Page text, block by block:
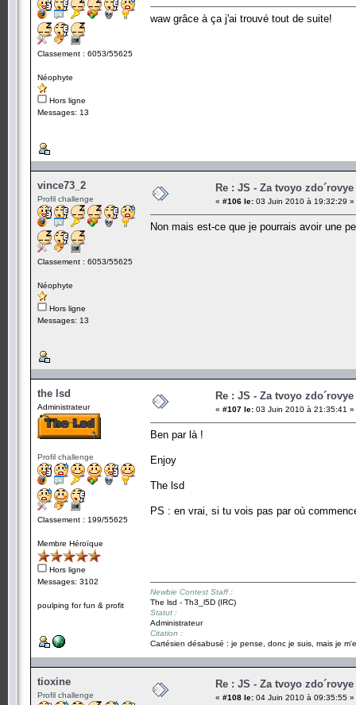
Classement : 6053/55625
Néophyte
Hors ligne
Messages: 13
waw grâce à ça j'ai trouvé tout de suite!
vince73_2
Profil challenge
Classement : 6053/55625
Néophyte
Hors ligne
Messages: 13
Re : JS - Za tvoyo zdo´rovye
« #106 le: 03 Juin 2010 à 19:32:29 »
Non mais est-ce que je pourrais avoir une
the lsd
Administrateur
Profil challenge
Classement : 199/55625
Membre Héroïque
Hors ligne
Messages: 3102
poulping for fun & profit
Re : JS - Za tvoyo zdo´rovye
« #107 le: 03 Juin 2010 à 21:35:41 »
Ben par là !
Enjoy
The lsd
PS : en vrai, si tu vois pas par où
Newbie Contest Staff :
The lsd - Th3_l5D (IRC)
Statut :
Administrateur
Citation :
Cartésien désabusé : je pense, donc je suis, mais je
tioxine
Profil challenge
Re : JS - Za tvoyo zdo´rovye
« #108 le: 04 Juin 2010 à 09:35:55 »